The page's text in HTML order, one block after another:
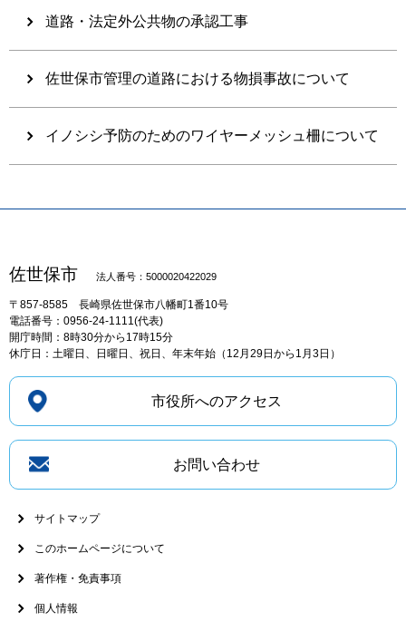
道路・法定外公共物の承認工事
佐世保市管理の道路における物損事故について
イノシシ予防のためのワイヤーメッシュ柵について
佐世保市 法人番号：5000020422029
〒857-8585 長崎県佐世保市八幡町1番10号
電話番号：0956-24-1111(代表)
開庁時間：8時30分から17時15分
休庁日：土曜日、日曜日、祝日、年末年始（12月29日から1月3日）
市役所へのアクセス
お問い合わせ
サイトマップ
このホームページについて
著作権・免責事項
個人情報